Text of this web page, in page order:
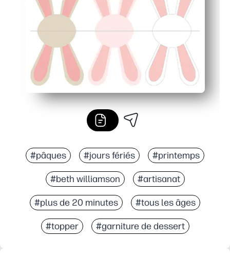
#pâques #jours fériés #printemps
#beth williamson #artisanat
#plus de 20 minutes #tous les âges
#topper #garniture de dessert